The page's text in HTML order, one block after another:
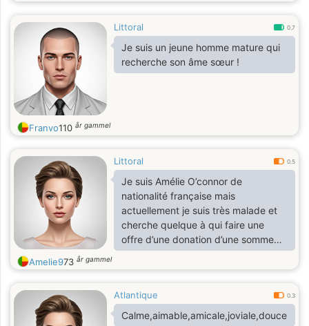
Littoral 0.7
Je suis un jeune homme mature qui
recherche son âme sœur !
Franvo110 år gammel
Littoral 0.5
Je suis Amélie O’connor de
nationalité française mais
actuellement je suis très malade et
cherche quelque à qui faire une
offre d’une donation d’une somme
de 170.000
Amelie973 år gammel
Atlantique 0.3
Calme,aimable,amicale,joviale,douce